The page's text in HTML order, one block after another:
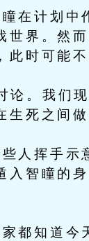
计划中
界。然
时可能
。我们
生死之间
挥手示
智瞳的
知道今